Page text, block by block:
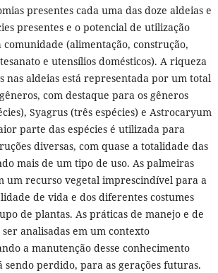
presentes cada uma das doze aldeias e
presentes e o potencial de utilização
comunidade (alimentação, construção,
e utensílios domésticos). A riqueza
nas aldeias está representada por um total
com destaque para os gêneros
Syagrus (três espécies) e Astrocaryum
parte das espécies é utilizada para
diversas, com quase a totalidade das
mais de um tipo de uso. As palmeiras
um recurso vegetal imprescindível para a
de vida e dos diferentes costumes
de plantas. As práticas de manejo e de
analisadas em um contexto
a manutenção desse conhecimento
sendo perdido, para as gerações futuras.